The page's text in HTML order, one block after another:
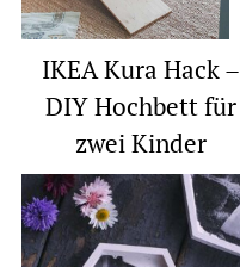
IKEA Kura Hack –
DIY Hochbett für
zwei Kinder